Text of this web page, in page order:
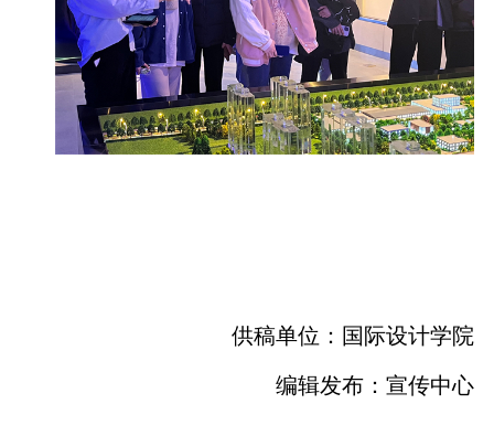
供稿单位：国际设计学院
编辑发布：宣传中心